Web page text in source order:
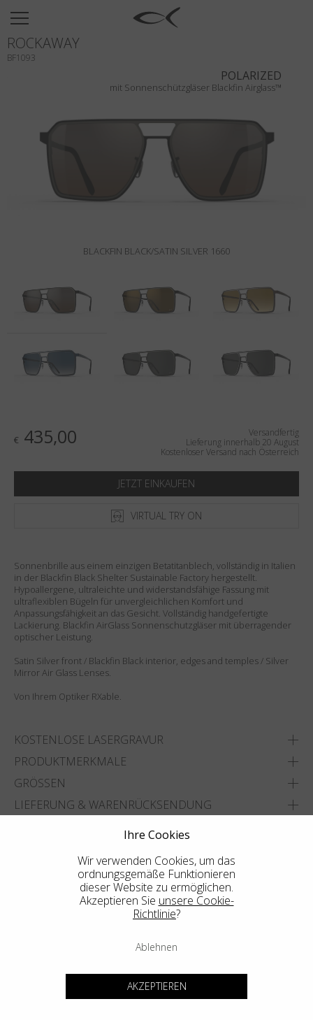
SUN
OPTICAL
TITANIUM
Sprache:Deutsch
POLARIZED
mit Sonnenschützgläser Blackfin Airglass™
BLACKFIN BLACK/SATIN SILVER 1660
€ 435,00
Versandfertig
Lieferung innerhalb 20 August
Kostenloser Versand nach Österreich
JETZT EINKAUFEN
VIRTUAL TRY ON
Sonnenbrille aus einem einzigen Betatitanblech, vollständig in Italien
in der Blackfin Black Shelter Sustainable Factory hergestellt.
Hypoallergene, ultraleichte und widerstandsfähige Fassung mit
ultraflexiblen Bügeln für unvergleichlichen Komfort und
Anpassungsfähigkeit an das Gesicht. Vollständig handgefertigte
Lackierung. Blackfin AirGlass Sonnenschutzgläser mit überragender
optischer Leistung.
Satin Silver front / Blackfin Black interior, edges and temples / Silver
Mirror Air Glass Lenses.
Von Ihrem Optiker RXable.
KOSTENLOSE LASERGRAVUR
PRODUKTMERKMALE
GRÖSSEN
LIEFERUNG & WARENRÜCKSENDUNG
FINDEN SIE DAS NÄCHSTGELEGENE GESCHÄFT
ROCKAWAY
BF1093
Ihre Cookies
Wir verwenden Cookies, um das
ordnungsgemäße Funktionieren
dieser Website zu ermöglichen.
Akzeptieren Sie unsere Cookie-
Richtlinie?
Ablehnen
AKZEPTIEREN